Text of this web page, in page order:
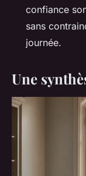
confiance
sans
journée.
Une